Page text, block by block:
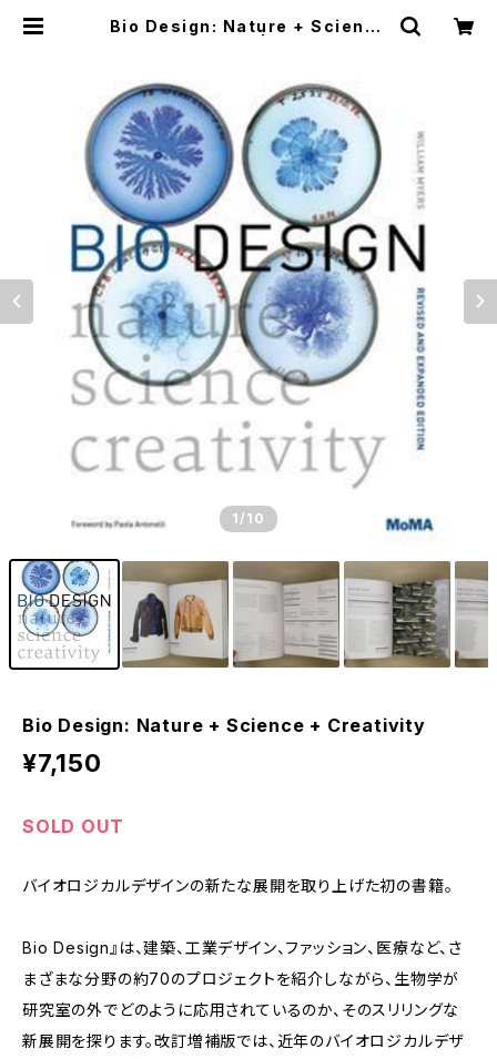
Bio Design: Nature + Science
1 /10
Bio Design: Nature + Science + Creativity
¥7,150
SOLD OUT
バイオロジカルデザインの新たな展開を取り上げた初の書籍。
Bio Design』は、建築、工業デザイン、ファッション、医療など、さ
まざまな分野の約70のプロジェクトを紹介しながら、生物学が
研究室の外でどのように応用されているのか、そのスリリングな
新展開を探ります。改訂増補版では、近年のバイオロジカルデザ